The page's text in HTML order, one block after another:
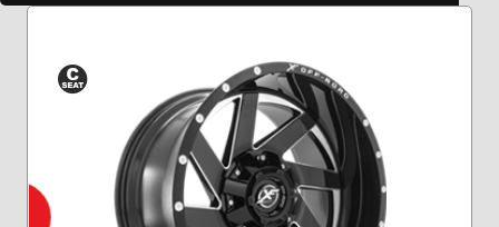
Siège
conique